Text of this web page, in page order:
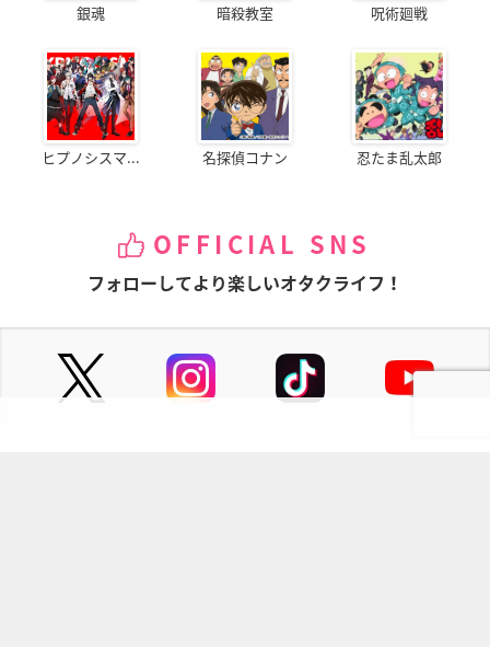
銀魂 暗殺教室 呪術廻戦
ヒプノシスマ... 名探偵コナン 忍たま乱太郎
OFFICIAL SNS
フォローしてより楽しいオタクライフ！